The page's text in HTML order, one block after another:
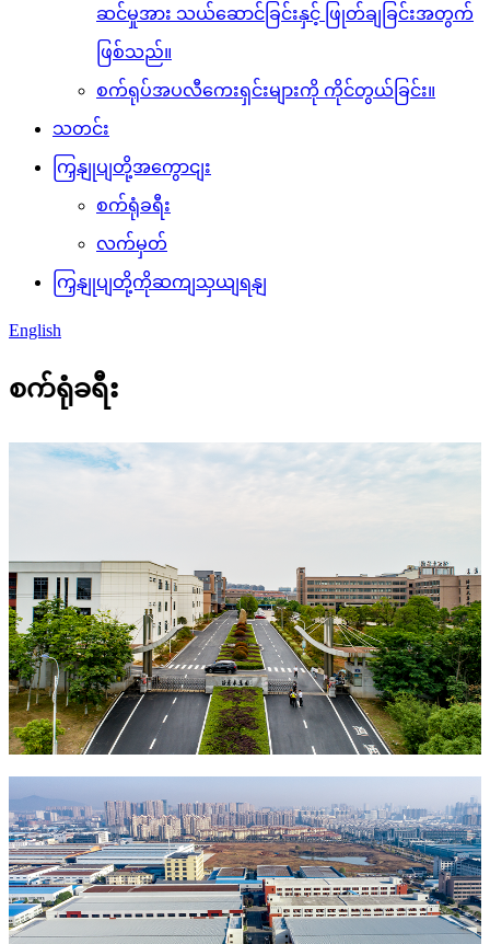
ဆင်မှုအား သယ်ဆောင်ခြင်းနှင့် ဖြုတ်ချခြင်းအတွက်
ဖြစ်သည်။
စက်ရုပ်အပလီကေးရှင်းများကို ကိုင်တွယ်ခြင်း။
သတင်း
ကြှနျုပျတို့အကွောငျး
စက်ရုံခရီး
လက်မှတ်
ကြှနျုပျတို့ကိုဆကျသှယျရနျ
English
စက်ရုံခရီး